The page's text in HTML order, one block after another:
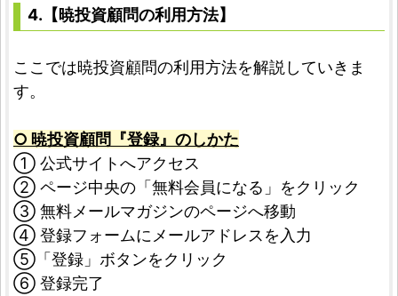
4.【暁投資顧問の利用方法】
ここでは暁投資顧問の利用方法を解説していきま
す。
○ 暁投資顧問『登録』のしかた
① 公式サイトへアクセス
➁ ページ中央の「無料会員になる」をクリック
③ 無料メールマガジンのページへ移動
④ 登録フォームにメールアドレスを入力
⑤「登録」ボタンをクリック
⑥ 登録完了